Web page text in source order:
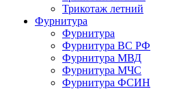
Трикотаж летний
Фурнитура
Фурнитура
Фурнитура ВС РФ
Фурнитура МВД
Фурнитура МЧС
Фурнитура ФСИН